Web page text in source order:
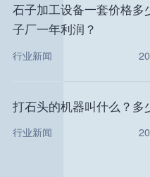
石子加工设备一套价格多
子厂一年利润？
行业新闻
打石头的机器叫什么？多
行业新闻